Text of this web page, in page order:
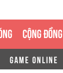
CỘNG ĐỒNG
GAME ONLINE